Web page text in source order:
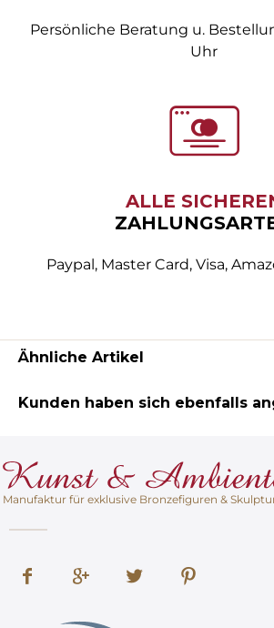
Persönliche Beratung u.
Uhr
ALLE
Paypal, Master Card, Visa,
Ähnliche Artikel
Kunden haben sich ebenfalls
Manufaktur für exklusive Bronzefiguren &